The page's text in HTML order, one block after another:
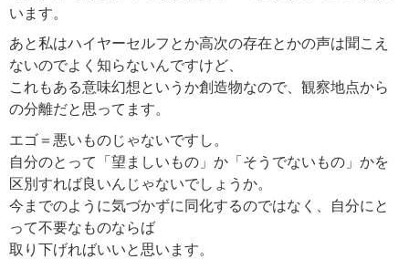
います。
あと私はハイヤーセルフとか高次の存在とかの声は聞こえ
ないのでよく知らないんですけど、
これもある意味幻想というか創造物なので、観察地点から
の分離だと思ってます。
エゴ＝悪いものじゃないですし。
自分のとって「望ましいもの」か「そうでないもの」かを
区別すれば良いんじゃないでしょうか。
今までのように気づかずに同化するのではなく、自分にと
って不要なものならば
取り下げればいいと思います。